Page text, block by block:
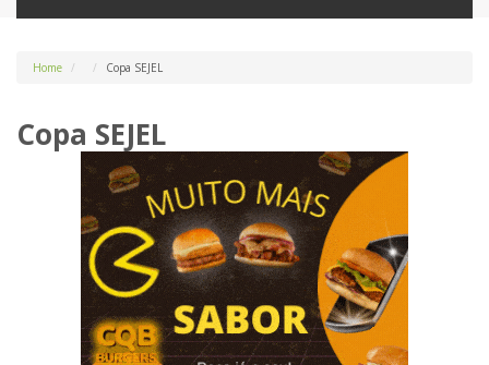
Home Copa SEJEL
Copa SEJEL